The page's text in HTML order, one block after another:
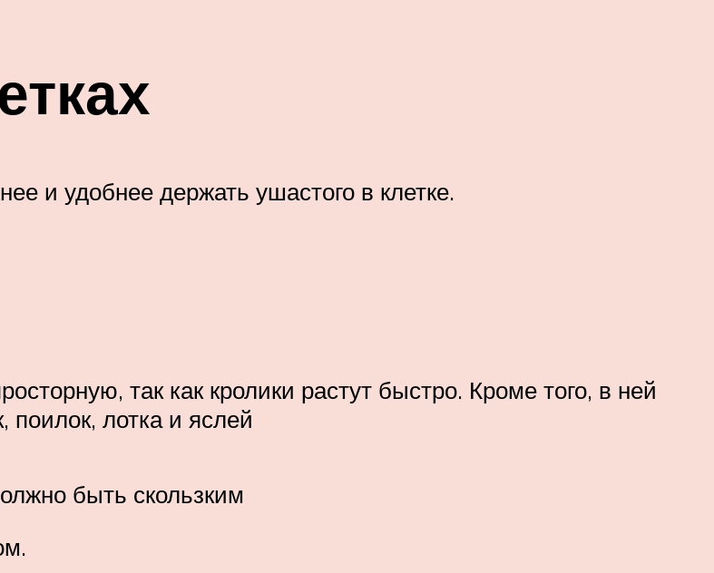
и удобнее держать ушастого в клетке.
так как кролики растут быстро. Кроме того, в ней
лотка и яслей
быть скользким